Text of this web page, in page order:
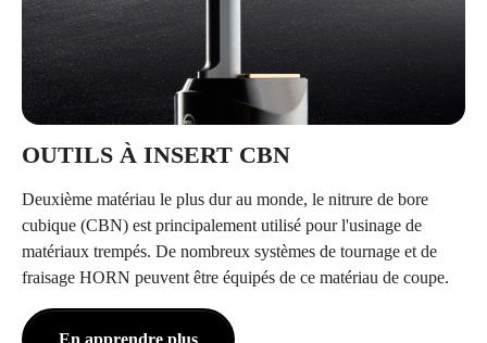
OUTILS À INSERT CBN
Deuxième matériau le plus dur au monde, le nitrure de bore
cubique (CBN) est principalement utilisé pour l'usinage de
matériaux trempés. De nombreux systèmes de tournage et de
fraisage HORN peuvent être équipés de ce matériau de coupe.